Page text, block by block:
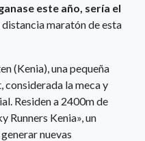
este año, sería el
distancia maratón de esta
(Kenia), una pequeña
considerada la meca y
Residen a 2400m de
Runners Kenia», un
nuevas